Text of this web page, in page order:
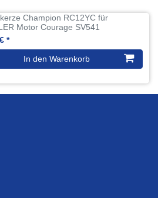
Champion RC12YC für
Motor Courage SV541
*
In den Warenkorb